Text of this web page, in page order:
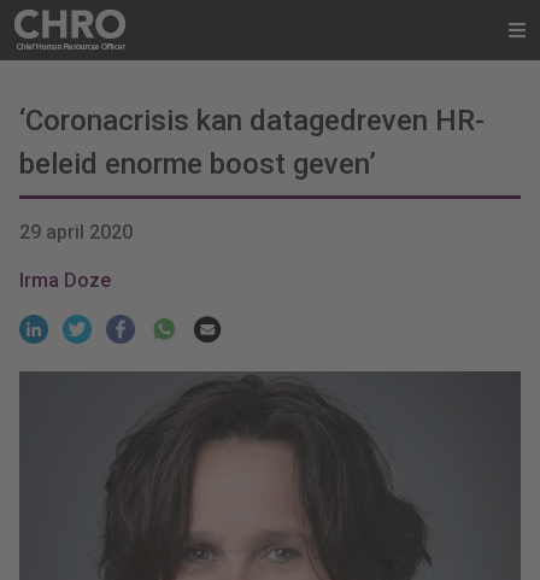
‘Coronacrisis kan datagedreven HR-
beleid enorme boost geven’
29 april 2020
Irma Doze